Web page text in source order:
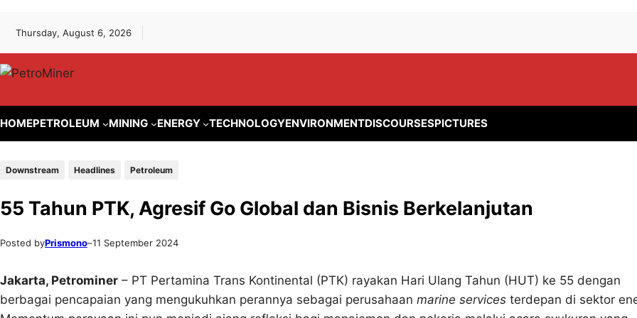
Thursday, August 6, 2026
HOMEPETROLEUM MINING ENERGY TECHNOLOGYENVIRONMENTDISCOURSESPICTURES
Downstream Headlines Petroleum
55 Tahun PTK, Agresif Go Global dan Bisnis Berkelanjutan
Posted byPrismono–11 September 2024
Jakarta, Petrominer – PT Pertamina Trans Kontinental (PTK) rayakan Hari Ulang Tahun (HUT) ke 55 dengan
berbagai pencapaian yang mengukuhkan perannya sebagai perusahaan marine services terdepan di sektor